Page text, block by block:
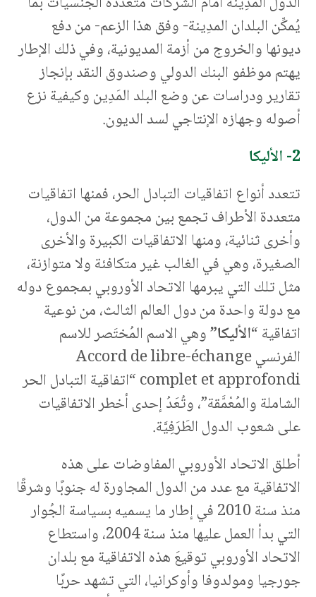
يُمكِّن البلدان المدِينة- وفق هذا الزعم- من دفع
ديونها والخروج من أزمة المديونية، وفي ذلك الإطار
يهتم موظفو البنك الدولي وصندوق النقد بإنجاز
تقارير ودراسات عن وضع البلد المَدِين وكيفية نزع
أصوله وجهازه الإنتاجي لسد الديون.
2- الأليكا
تتعدد أنواع اتفاقيات التبادل الحر، فمنها اتفاقيات
متعددة الأطراف تجمع بين مجموعة من الدول،
وأخرى ثنائية، ومنها الاتفاقيات الكبيرة والأخرى
الصغيرة، وهي في الغالب غير متكافئة ولا متوازنة،
مثل تلك التي يبرمها الاتحاد الأوروبي بمجموع دوله
مع دولة واحدة من دول العالم الثالث، من نوعية
اتفاقية “الأليكا”وهي الاسم المُختَصر للاسم
الفرنسي Accord de libre-échange
complet et approfondi “اتفاقية التبادل الحر
الشاملة والمُعْمَّقة”، وتُعَدُ إحدى أخطر الاتفاقيات
على شعوب الدول الطَرَفِيَّة.
أطلق الاتحاد الأوروبي المفاوضات على هذه
الاتفاقية مع عدد من الدول المجاورة له جنوبًا وشرقًا
منذ سنة 2010 في إطار ما يسميه بسياسة الجُوار
التي بدأ العمل عليها منذ سنة 2004، واستطاع
الاتحاد الأوروبي توقيعَ هذه الاتفاقية مع بلدان
جورجيا ومولدوفا وأوكرانيا، التي تشهد حربًا